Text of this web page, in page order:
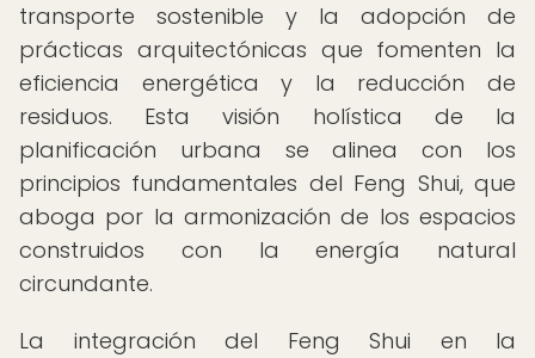
transporte sostenible y la adopción de
prácticas arquitectónicas que fomenten la
eficiencia energética y la reducción de
residuos. Esta visión holística de la
planificación urbana se alinea con los
principios fundamentales del Feng Shui, que
aboga por la armonización de los espacios
construidos con la energía natural
circundante.
La integración del Feng Shui en la